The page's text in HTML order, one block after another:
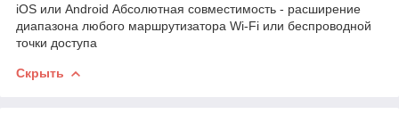
iOS или Android Абсолютная совместимость - расширение
диапазона любого маршрутизатора Wi-Fi или беспроводной
точки доступа
Скрыть